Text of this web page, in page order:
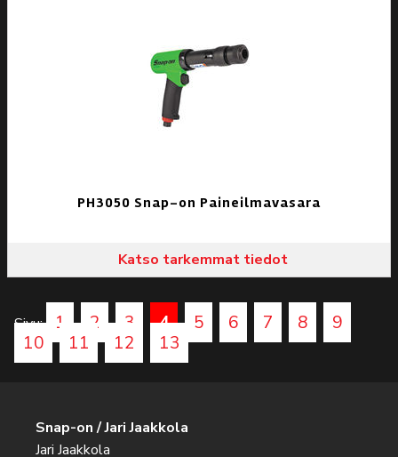
PH3050 Snap-on Paineilmavasara
Katso tarkemmat tiedot
Sivu: 1 2 3 4 5 6 7 8
9
10
11 12 13
Snap-on / Jari Jaakkola
Jari Jaakkola